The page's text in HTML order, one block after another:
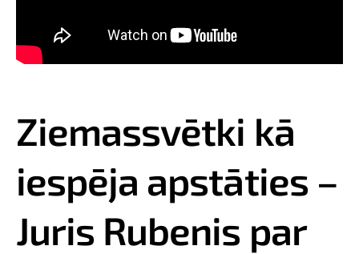
Ziemassvētki kā
iespēja apstāties –
Juris Rubenis par